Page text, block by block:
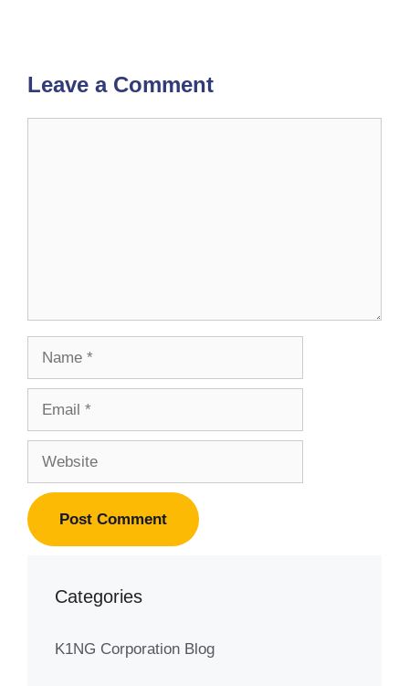
Leave a Comment
Categories
K1NG Corporation Blog